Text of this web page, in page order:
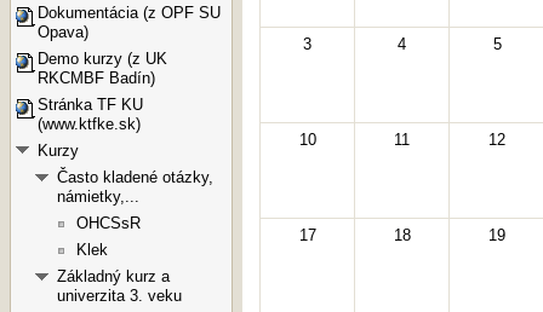
3 4 5
10 11 12
17 18 19
Dokumentácia (z OPF SU
Opava)
Demo kurzy (z UK
RKCMBF Badín)
Stránka TF KU
(www.ktfke.sk)
Kurzy
Často kladené otázky,
námietky,...
OHCSsR
Klek
Základný kurz a
univerzita 3. veku